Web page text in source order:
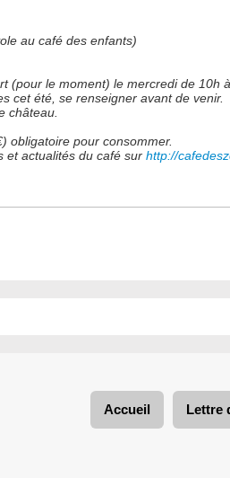
au café des enfants)
(pour le moment) le mercredi de 10h
cet été, se renseigner avant de venir.
château.
obligatoire pour consommer.
et actualités du café sur http://
Accueil Lettre